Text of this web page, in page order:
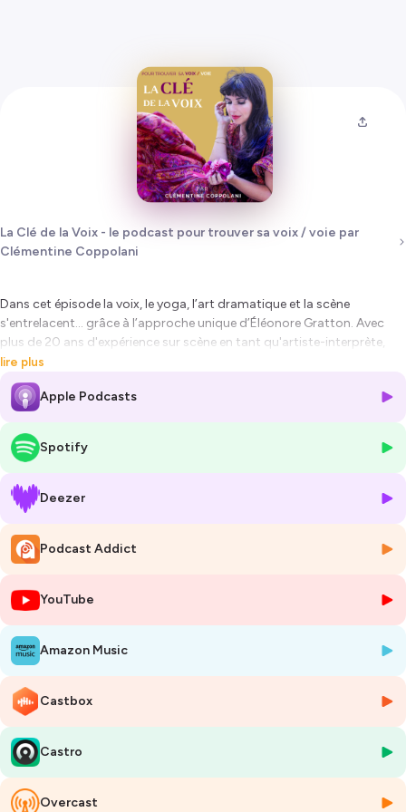
La Clé de la Voix - le podcast pour trouver sa voix / voie par
Clémentine Coppolani
Dans cet épisode la voix, le yoga, l’art dramatique et la scène
s'entrelacent… grâce à l’approche unique d’Éléonore Gratton. Avec
plus de 20 ans d'expérience sur scène en tant qu'artiste-interprète,
explorant un vaste répertoire de théâtre et de chant, Éléonore a en
parallèle développé une carrière de pédagogue.
de Musique de Paris, où elle a obtenu un Diplôme en Enseignement et
Exécution de Chant Classique, et au Pôle Supérieur Art Lyrique et
Jazz Vocal à la Bill Evans Academy auprès de Sarah Lazarus.
C’est grâce au chant qu'elle a commencé un voyage dans le monde
du yoga, se formant à l'Institut Français de Yoga. Depuis, elle n'a cessé
Universitaire en Pensées et Spiritualités d'Asie à l'ICP Paris. En
transmettant en cours collectif et individuel mais aussi en formant les
futurs professeurs de yoga et en collaborant avec diverses
institutions telles que le magazine
podcast
Sa formation en prise de parole en public à NDA Paris complète son
et complète dans ses coachings à différents publics. Elle concentre
ses accompagnements sur le concept de Présence, aidant les
individus à développer cette qualité, en harmonisant le corps, la
respiration et l’esprit, afin de renforcer leur posture, ancrage et
lire plus
Apple Podcasts
Spotify
Deezer
Podcast Addict
YouTube
Amazon Music
Castbox
Castro
Overcast